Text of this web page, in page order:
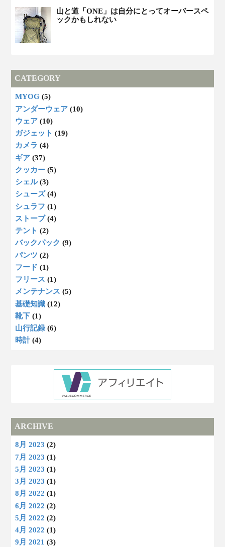
山と道「ONE」は自分にとってオーバースペ
ックかもしれない
CATEGORY
MYOG (5)
アンダーウェア (10)
ウェア (10)
ガジェット (19)
カメラ (4)
ギア (37)
クッカー (5)
シェル (3)
シューズ (4)
シュラフ (1)
ストーブ (4)
テント (2)
バックパック (9)
パンツ (2)
フード (1)
フリース (1)
メンテナンス (5)
基礎知識 (12)
靴下 (1)
山行記録 (6)
時計 (4)
ARCHIVE
8月 2023 (2)
7月 2023 (1)
5月 2023 (1)
3月 2023 (1)
8月 2022 (1)
6月 2022 (2)
5月 2022 (2)
4月 2022 (1)
9月 2021 (3)